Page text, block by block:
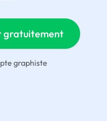
gratuitement
graphiste